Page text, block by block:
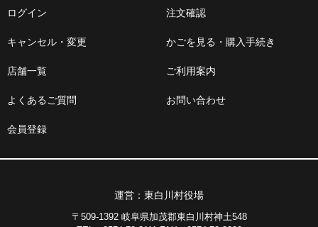
ログイン 注文確認
キャンセル・変更 かごを見る・購入手続き
店舗一覧 ご利用案内
よくあるご質問 お問い合わせ
会員登録
運営：東白川村役場
〒509-1392 岐阜県加茂郡東白川村神土548